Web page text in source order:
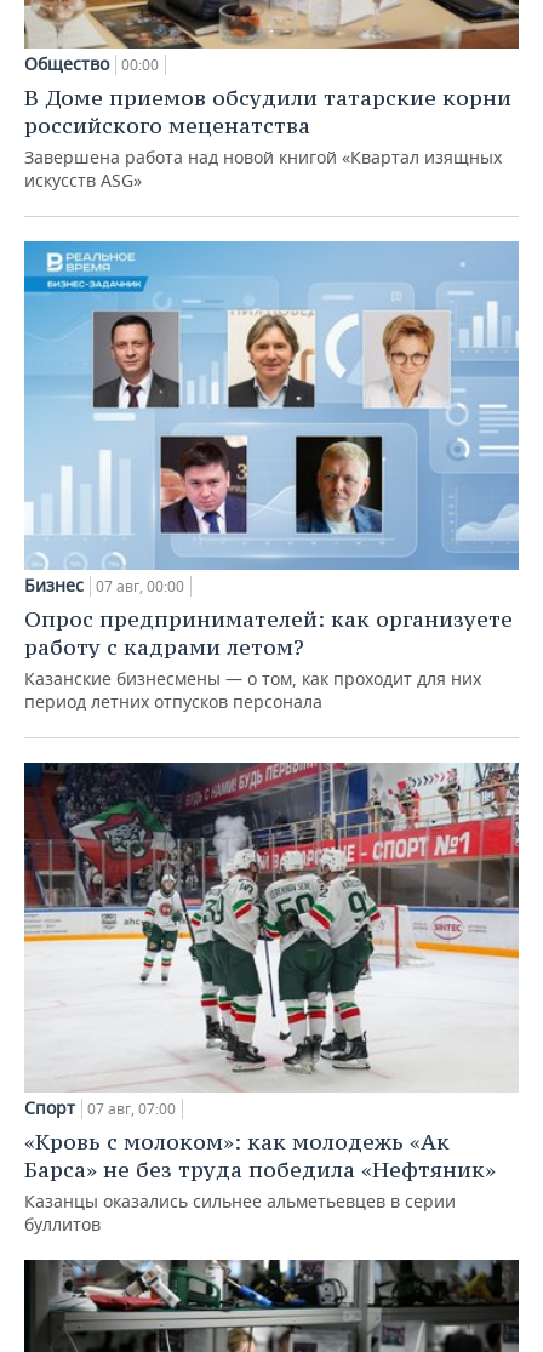
Общество 00:00
В Доме приемов обсудили татарские корни
российского меценатства
Завершена работа над новой книгой «Квартал изящных
искусств ASG»
Бизнес 07 авг, 00:00
Опрос предпринимателей: как организуете
работу с кадрами летом?
Казанские бизнесмены — о том, как проходит для них
период летних отпусков персонала
Спорт 07 авг, 07:00
«Кровь с молоком»: как молодежь «Ак
Барса» не без труда победила «Нефтяник»
Казанцы оказались сильнее альметьевцев в серии
буллитов